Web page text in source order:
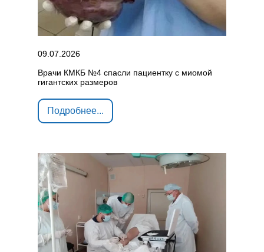
09.07.2026
Врачи КМКБ №4 спасли пациентку с миомой
гигантских размеров
Подробнее...